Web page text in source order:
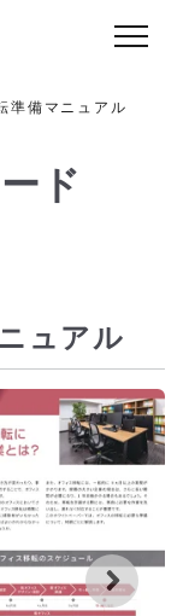
準備マニュアル
ド
ュアル